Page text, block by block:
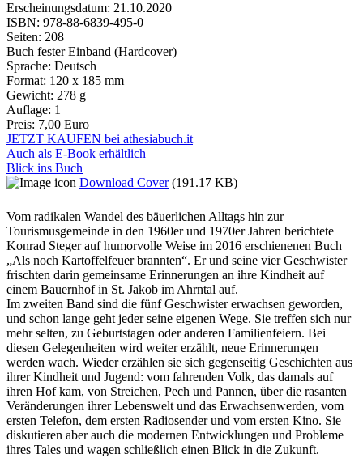
Erscheinungsdatum: 21.10.2020
ISBN: 978-88-6839-495-0
Seiten: 208
Buch fester Einband (Hardcover)
Sprache: Deutsch
Format: 120 x 185 mm
Gewicht: 278 g
Auflage: 1
Preis: 7,00 Euro
JETZT KAUFEN bei athesiabuch.it
Auch als E-Book erhältlich
Blick ins Buch
Download Cover (191.17 KB)
Vom radikalen Wandel des bäuerlichen Alltags hin zur
Tourismusgemeinde in den 1960er und 1970er Jahren berichtete
Konrad Steger auf humorvolle Weise im 2016 erschienenen Buch
„Als noch Kartoffelfeuer brannten“. Er und seine vier Geschwister
frischten darin gemeinsame Erinnerungen an ihre Kindheit auf
einem Bauernhof in St. Jakob im Ahrntal auf.
Im zweiten Band sind die fünf Geschwister erwachsen geworden,
und schon lange geht jeder seine eigenen Wege. Sie treffen sich nur
mehr selten, zu Geburtstagen oder anderen Familienfeiern. Bei
diesen Gelegenheiten wird weiter erzählt, neue Erinnerungen
werden wach. Wieder erzählen sie sich gegenseitig Geschichten aus
ihrer Kindheit und Jugend: vom fahrenden Volk, das damals auf
ihren Hof kam, von Streichen, Pech und Pannen, über die rasanten
Veränderungen ihrer Lebenswelt und das Erwachsenwerden, vom
ersten Telefon, dem ersten Radiosender und vom ersten Kino. Sie
diskutieren aber auch die modernen Entwicklungen und Probleme
ihres Tales und wagen schließlich einen Blick in die Zukunft.